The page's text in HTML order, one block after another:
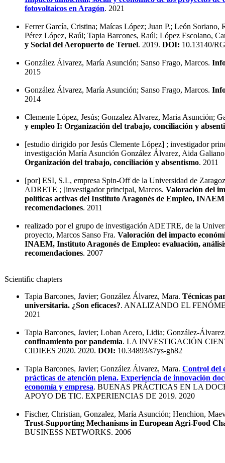
fotovoltaicos en Aragón. 2021
Ferrer García, Cristina; Maícas López; Juan P.; León
Pérez López, Raúl; Tapia Barcones, Raúl; López Escolano,
y Social del Aeropuerto de Teruel. 2019. DOI: 10.13140/
González Álvarez, María Asunción; Sanso Frago, Marcos.
2015
González Álvarez, María Asunción; Sanso Frago, Marcos.
2014
Clemente López, Jesús; Gonzalez Alvarez, Maria Asunción;
y empleo I: Organización del trabajo, conciliación y
[estudio dirigido por Jesús Clemente López] ; investigador
investigación María Asunción González Álvarez, Aida
Organización del trabajo, conciliación y absentismo. 2011
[por] ESI, S.L, empresa Spin-Off de la Universidad de
ADRETE ; [investigador principal, Marcos. Valoración del
políticas activas del Instituto Aragonés de Empleo,
recomendaciones. 2011
realizado por el grupo de investigación ADETRE, de la
proyecto, Marcos Sanso Fra. Valoración del impacto
INAEM, Instituto Aragonés de Empleo: evaluación,
recomendaciones. 2007
Scientific chapters
Tapia Barcones, Javier; González Álvarez, Mara. Técnicas
universitaria. ¿Son eficaces?. ANALIZANDO EL
2021
Tapia Barcones, Javier; Loban Acero, Lidia; González-
confinamiento por pandemia. LA INVESTIGACIÓN
CIDIEES 2020. 2020. DOI: 10.34893/s7ys-gh82
Tapia Barcones, Javier; González Álvarez, Mara. Control del
prácticas de atención plena. Experiencia de innovación
economía y empresa. BUENAS PRÁCTICAS EN LA
APOYO DE TIC. EXPERIENCIAS DE 2019. 2020
Fischer, Christian, Gonzalez, María Asunción; Henchion,
Trust-Supporting Mechanisms in European Agri-Food
BUSINESS NETWORKS. 2006